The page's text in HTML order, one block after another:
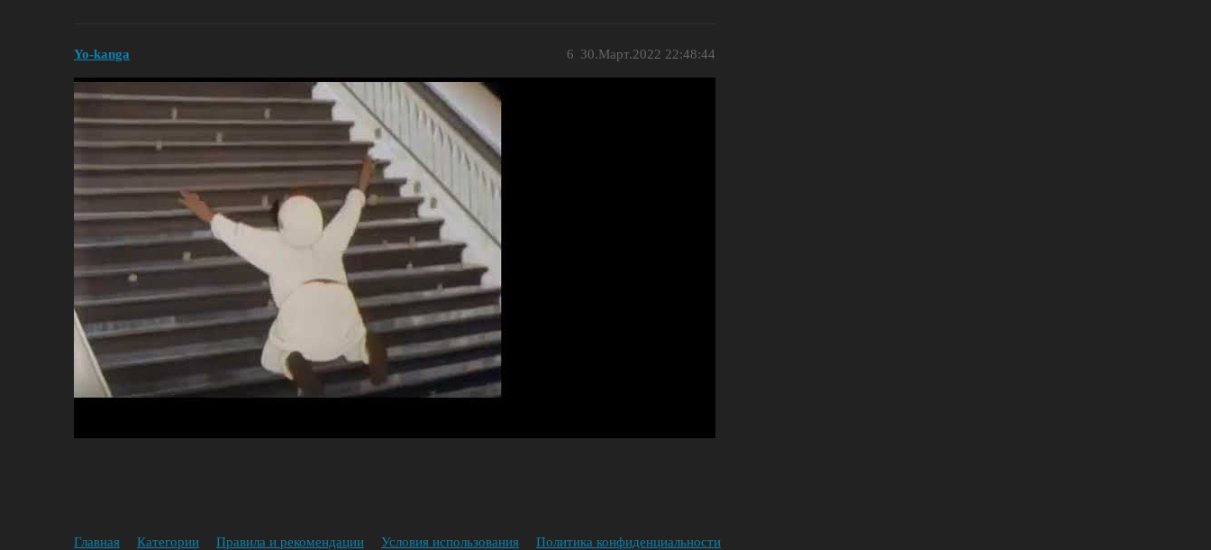
Yo-kanga 30.Март.2022 22:48:44
6
Главная Категории Правила и рекомендации Условия использования Политика конфиденциальности